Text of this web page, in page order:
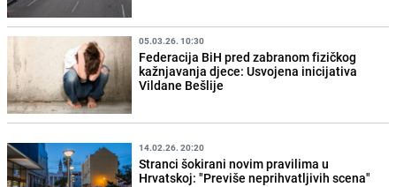
05.03.26. 10:30
Federacija BiH pred zabranom fizičkog
kažnjavanja djece: Usvojena inicijativa
Vildane Bešlije
14.02.26. 20:20
Stranci šokirani novim pravilima u
Hrvatskoj: "Previše neprihvatljivih scena"